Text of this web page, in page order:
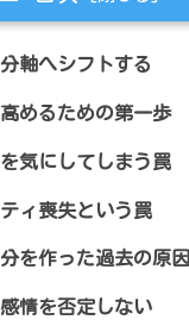
軸へシフトする
めるための第一歩
気にしてしまう罠
ィ喪失という罠
を作った過去の原因
情を否定しない